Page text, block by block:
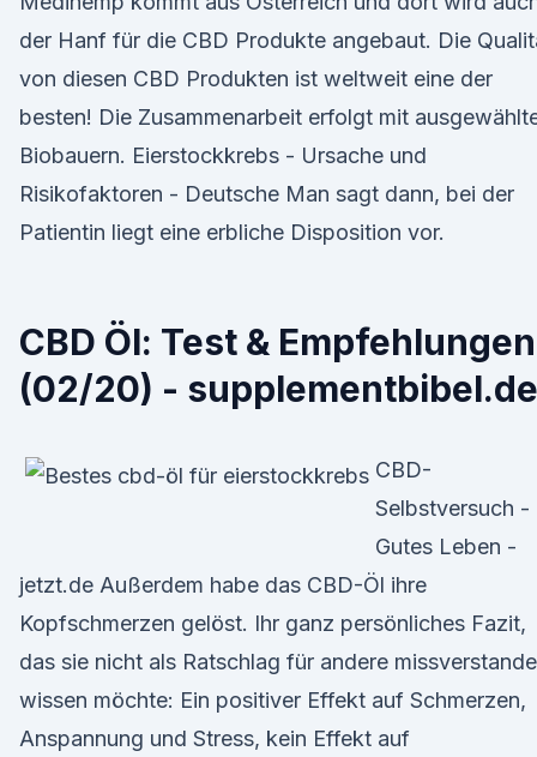
der Hanf für die CBD Produkte angebaut. Die
von diesen CBD Produkten ist weltweit eine der
besten! Die Zusammenarbeit erfolgt mit
Biobauern. Eierstockkrebs - Ursache und
Risikofaktoren - Deutsche Man sagt dann, bei der
Patientin liegt eine erbliche Disposition vor.
CBD Öl: Test & Empfehlungen
(02/20) - supplementbibel.de
CBD-
Selbstversuch -
Gutes Leben -
jetzt.de Außerdem habe das CBD-Öl ihre
Kopfschmerzen gelöst. Ihr ganz persönliches Fazit,
das sie nicht als Ratschlag für andere
wissen möchte: Ein positiver Effekt auf Schmerzen,
Anspannung und Stress, kein Effekt auf